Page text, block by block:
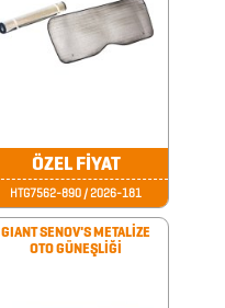
ÖZEL FİYAT
HTG7562-890 / 2026-181
GIANT SENOV'S METALİZE
OTO GÜNEŞLİĞİ